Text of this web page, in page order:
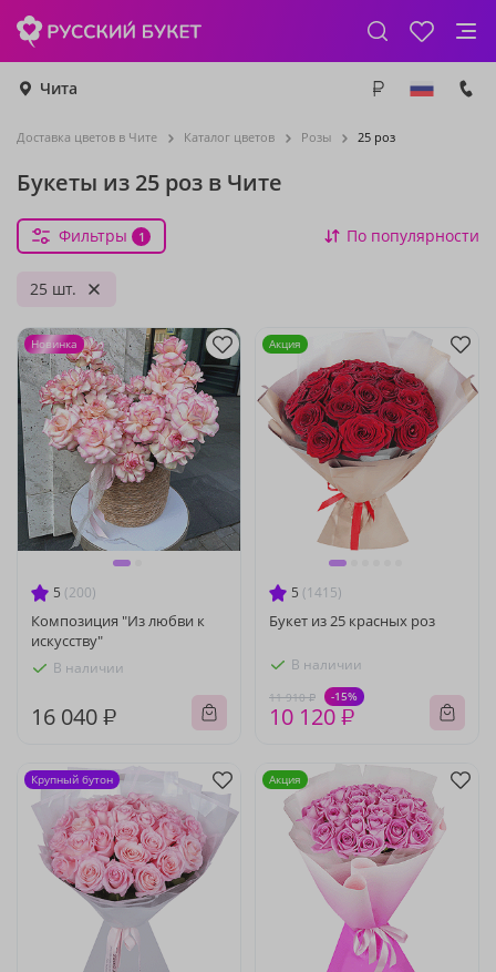
Чита
Доставка цветов в Чите Каталог цветов Розы 25 роз
Букеты из 25 роз в Чите
Фильтры 1 По популярности
25 шт.
5 (200)
Композиция "Из любви к
искусству"
В наличии
16 040 ₽
Новинка
5 (1415)
Букет из 25 красных роз
В наличии
11 910 ₽ -15%
10 120 ₽
Акция
Крупный бутон Акция